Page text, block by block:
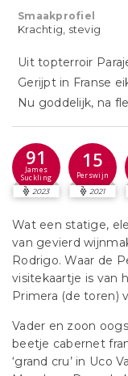
Smaakprofiel
Krachtig, stevig
Uit topterroir
Gerijpt in Franse
Nu goddelijk, na
91
James
Suckling
2023
15
Perswijn
2021
Wat een statige,
van gevierd
Rodrigo. Waar de
visitekaartje is van
Primera (de toren)
Vader en zoon
beetje cabernet
‘grand cru’ in Uco